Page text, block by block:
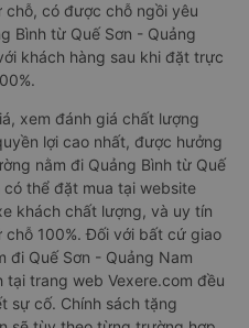
chỗ, có được chỗ ngồi yêu
Bình từ Quế Sơn - Quảng
khách hàng sau khi đặt trực
xem đánh giá chất lượng
lợi cao nhất, được hưởng
nằm đi Quảng Bình từ Quế
thể đặt mua tại website
khách chất lượng, và uy tín
100%. Đối với bất cứ giao
đi Quế Sơn - Quảng Nam
tại trang web Vexere.com đều
sự cố. Chính sách tặng